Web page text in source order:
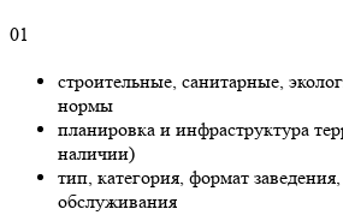
01
строительные, санитарные,
нормы
планировка и инфраструктура
наличии)
тип, категория, формат
обслуживания